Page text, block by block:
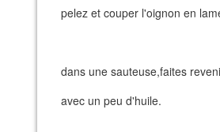
pelez et couper l'oignon en
dans une sauteuse,faites
avec un peu d'huile.